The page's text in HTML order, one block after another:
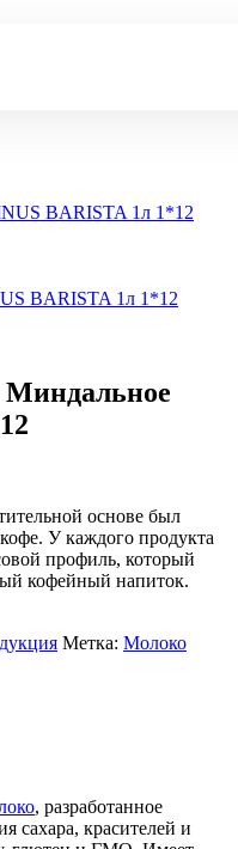
BARISTA 1л 1*12
BARISTA 1л 1*12
Миндальное
основе был
У каждого продукта
профиль, который
кофейный напиток.
Метка: Молоко
, разработанное
сахара, красителей и